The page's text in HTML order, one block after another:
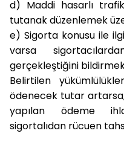
d) Maddi hasarlı
tutanak düzenlemek
e) Sigorta konusu ile
varsa
gerçekleştiğini
Belirtilen
ödenecek tutar
yapılan ödeme
sigortalıdan rücuen